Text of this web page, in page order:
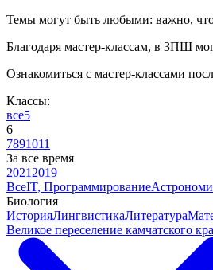
Темы могут быть любыми: важно, что
Благодаря мастер-классам, в ЗПШ
Ознакомиться с мастер-классами
Классы:
все5
6
7891011
За все время
2021 2019
ВсеIT, Программирование
Биология
ИсторияЛингвистикаЛитература
Великое переселение камчатского